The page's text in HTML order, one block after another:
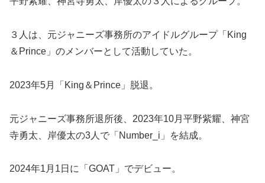
３人は、元ジャニーズ事務所のアイドルグループ「King
＆Prince」のメンバーとして活動していた。
2023年5月「King＆Prince」脱退。
元ジャニーズ事務所退所後、2023年10月平野紫耀、神宮
寺勇太、岸優太の3人で「Number_i」を結成。
2024年1月1日に「GOAT」でデビュー。